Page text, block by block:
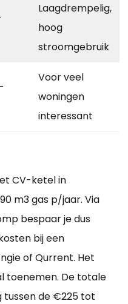
Laagdrempelig,
hoog
stroomgebruik
Voor veel
woningen
interessant
CV-ketel in
m3 gas p/jaar. Via
bespaar je dus
bij een
of Qurrent. Het
toenemen. De totale
tussen de €225 tot